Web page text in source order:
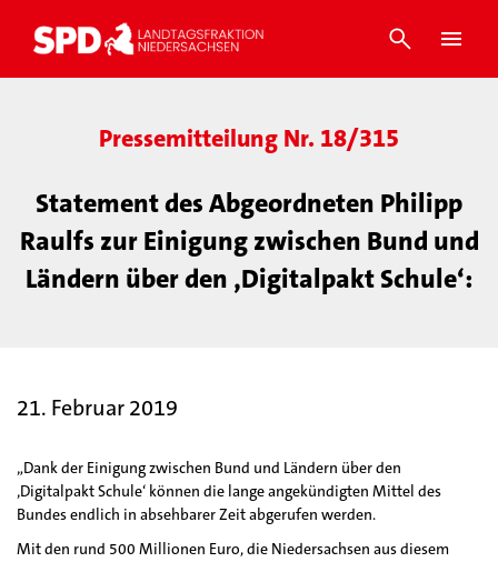
Pressemitteilung Nr. 18/315
Statement des Abgeordneten Philipp
Raulfs zur Einigung zwischen Bund und
Ländern über den ‚Digitalpakt Schule‘:
21. Februar 2019
„Dank der Einigung zwischen Bund und Ländern über den
‚Digitalpakt Schule‘ können die lange angekündigten Mittel des
Bundes endlich in absehbarer Zeit abgerufen werden.
Mit den rund 500 Millionen Euro, die Niedersachsen aus diesem